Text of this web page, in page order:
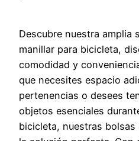
Descubre nuestra amplia
manillar para bicicleta,
comodidad y
que necesites espacio
pertenencias o desees
objetos esenciales
bicicleta, nuestras